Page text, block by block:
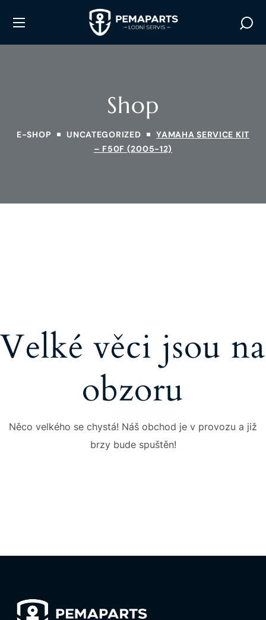
Shop
E-SHOP UNCATEGORIZED
YAMAHA SERVICE KIT
– F50F (2005-12)
Velké věci jsou na
obzoru
Něco velkého se chystá! Náš obchod je v provozu a již
brzy bude spuštěn!